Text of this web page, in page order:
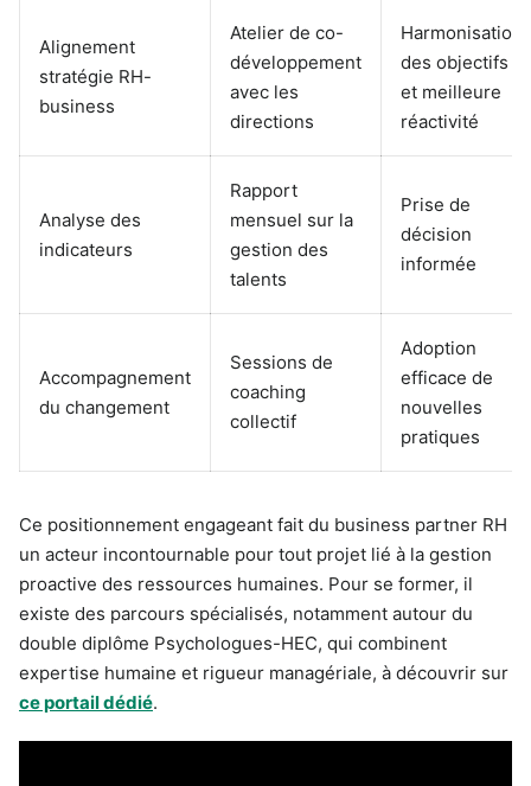
Alignement
stratégie RH-
business
Atelier de co-
développement
avec les
directions
Harmonisation
des objectifs
et meilleure
réactivité
Analyse des
indicateurs
Rapport
mensuel sur la
gestion des
talents
Prise de
décision
informée
Accompagnement
du changement
Sessions de
coaching
collectif
Adoption
efficace de
nouvelles
pratiques
Ce positionnement engageant fait du business partner RH
un acteur incontournable pour tout projet lié à la gestion
proactive des ressources humaines. Pour se former, il
existe des parcours spécialisés, notamment autour du
double diplôme Psychologues-HEC, qui combinent
expertise humaine et rigueur managériale, à découvrir sur
ce portail dédié.